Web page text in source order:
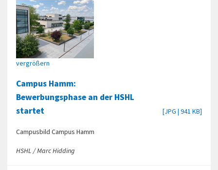
vergrößern
Campus Hamm:
Bewerbungsphase an der HSHL
startet
[JPG | 941 KB]
Campusbild Campus Hamm
HSHL / Marc Hidding